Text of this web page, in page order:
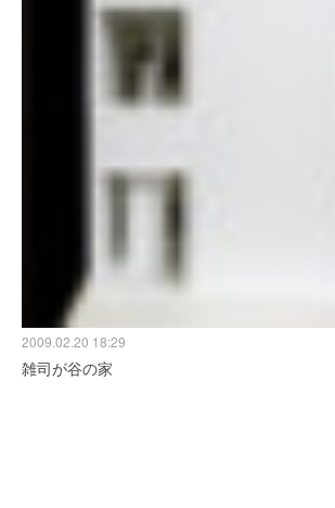
2009.02.20 18:29
雑司が谷の家